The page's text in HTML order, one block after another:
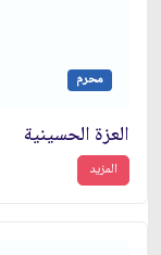
محرم
العزة الحسينية
المزيد